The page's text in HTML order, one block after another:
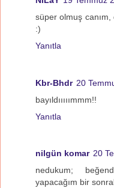
süper olmuş
:)
Yanıtla
Kbr-Bhdr 20
bayıldııııımmm!!
Yanıtla
nilgün komar 20
nedukum;
yapacağım bir